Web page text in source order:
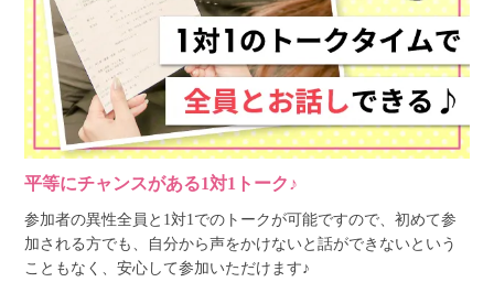
平等にチャンスがある1対1トーク♪
参加者の異性全員と1対1でのトークが可能ですので、初めて参
加される方でも、自分から声をかけないと話ができないという
こともなく、安心して参加いただけます♪